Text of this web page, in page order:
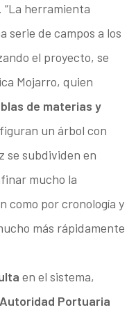
herramienta
serie de campos a los
el proyecto, se
Mojarro, quien
de materias y
un árbol con
se subdividen en
mucho la
como por cronología y
más rápidamente
en el sistema,
Portuaria